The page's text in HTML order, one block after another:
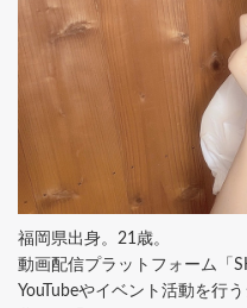
福岡県出身。21歳。
動画配信プラットフォーム「
YouTubeやイベント活動を行